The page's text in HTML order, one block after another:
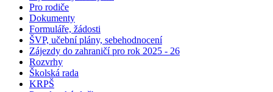
Pro rodiče
Dokumenty
Formuláře, žádosti
ŠVP, učební plány, sebehodnocení
Zájezdy do zahraničí pro rok 2025 - 26
Rozvrhy
Školská rada
KRPŠ